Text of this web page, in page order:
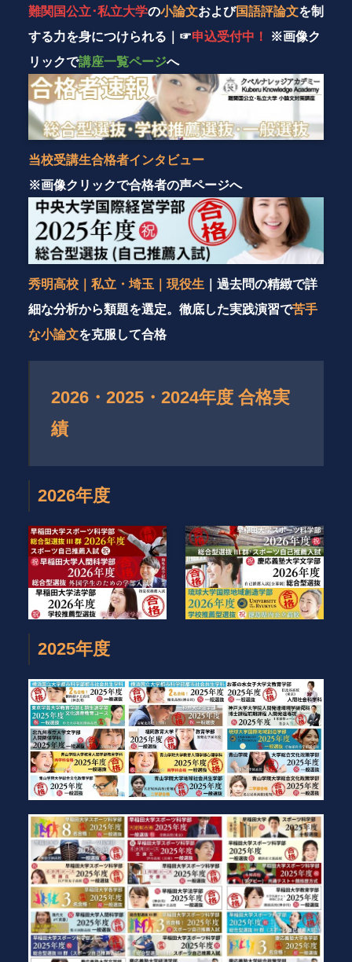
難関国公立･私立大学の小論文および国語評論文を制
する力を身につけられる｜ ☞申込受付中！
※画像ク
リックで講座一覧ページへ
当校受講生合格者インタビュー
※画像クリックで合格者の声ページへ
秀明高校｜私立・埼玉｜現役生 ｜過去問の精緻で詳
細な分析から類題を選定。徹底した実践演習で苦手
な小論文を克服して合格
2026・2025・2024年度 合格実
績
2026年度
2025年度